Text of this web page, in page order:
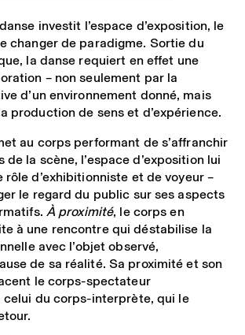
investit l’espace d’exposition, le
changer de paradigme. Sortie du
la danse requiert en effet une
– non seulement par la
d’un environnement donné, mais
production de sens et d’expérience.
au corps performant de s’affranchir
la scène, l’espace d’exposition lui
d’exhibitionniste et de voyeur –
le regard du public sur ses aspects
À proximité, le corps en
à une rencontre qui déstabilise la
avec l’objet observé,
de sa réalité. Sa proximité et son
le corps-spectateur
du corps-interprète, qui le